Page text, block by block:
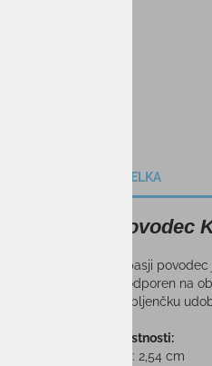
OPIS IZDELKA
Pasji povodec
Lazy Bear pasji
trpežno in odporen na
hišnemu ljubljenčku
Tehnične lastnosti:
Širina: 2,54 cm